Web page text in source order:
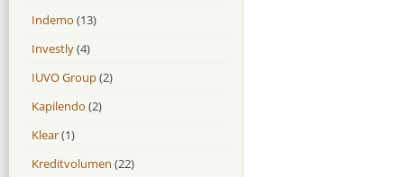
Indemo (13)
Investly(4)
IUVO Group(2)
Kapilendo (2)
Klear(1)
Kreditvolumen (22)